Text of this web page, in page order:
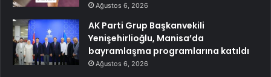
Ağustos 6, 2026
AK Parti Grup Başkanvekili
Yenişehirlioğlu, Manisa’da
bayramlaşma programlarına katıldı
Ağustos 6, 2026